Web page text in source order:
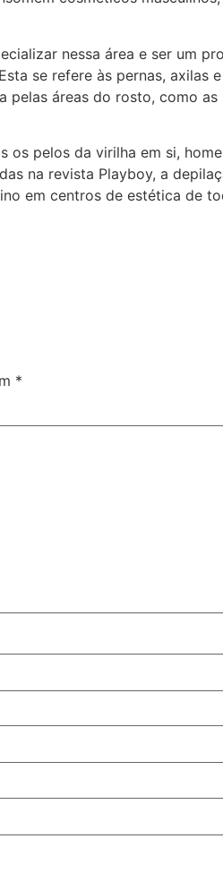
nessa área e ser um
se refere às pernas, axilas
pelas áreas do rosto, como
pelos da virilha em si,
na revista Playboy, a
em centros de estética de
*